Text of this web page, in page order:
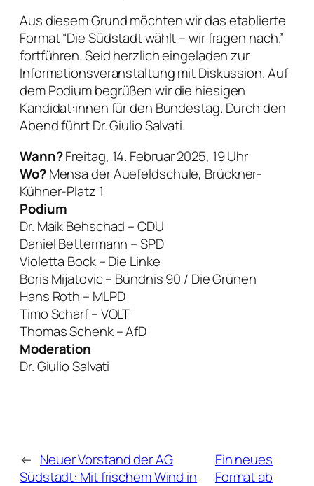
Aus diesem Grund möchten wir das etablierte
Format “Die Südstadt wählt – wir fragen nach.”
fortführen. Seid herzlich eingeladen zur
Informationsveranstaltung mit Diskussion. Auf
dem Podium begrüßen wir die hiesigen
Kandidat:innen für den Bundestag. Durch den
Abend führt Dr. Giulio Salvati.
Wann?Freitag, 14. Februar 2025, 19 Uhr
Wo?Mensa der Auefeldschule, Brückner-
Kühner-Platz 1
Podium
Dr. Maik Behschad – CDU
Daniel Bettermann – SPD
Violetta Bock – Die Linke
Boris Mijatovic – Bündnis 90 / Die Grünen
Hans Roth – MLPD
Timo Scharf – VOLT
Thomas Schenk – AfD
Moderation
Dr. Giulio Salvati
← Neuer Vorstand der AG
Südstadt: Mit frischem Wind in
Ein neues
Format ab